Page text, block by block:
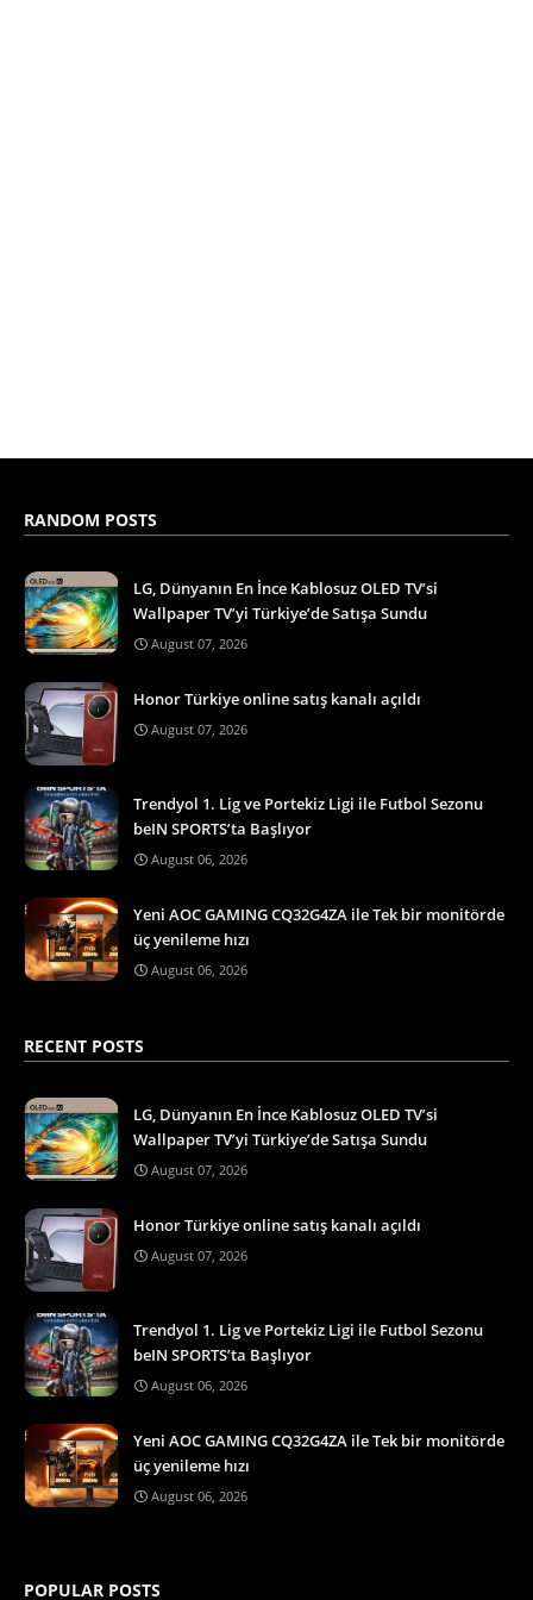
RANDOM POSTS
LG, Dünyanın En İnce Kablosuz OLED TV’si
Wallpaper TV’yi Türkiye’de Satışa Sundu
August 07, 2026
Honor Türkiye online satış kanalı açıldı
August 07, 2026
Trendyol 1. Lig ve Portekiz Ligi ile Futbol Sezonu
beIN SPORTS’ta Başlıyor
August 06, 2026
Yeni AOC GAMING CQ32G4ZA ile Tek bir monitörde
üç yenileme hızı
August 06, 2026
RECENT POSTS
LG, Dünyanın En İnce Kablosuz OLED TV’si
Wallpaper TV’yi Türkiye’de Satışa Sundu
August 07, 2026
Honor Türkiye online satış kanalı açıldı
August 07, 2026
Trendyol 1. Lig ve Portekiz Ligi ile Futbol Sezonu
beIN SPORTS’ta Başlıyor
August 06, 2026
Yeni AOC GAMING CQ32G4ZA ile Tek bir monitörde
üç yenileme hızı
August 06, 2026
POPULAR POSTS